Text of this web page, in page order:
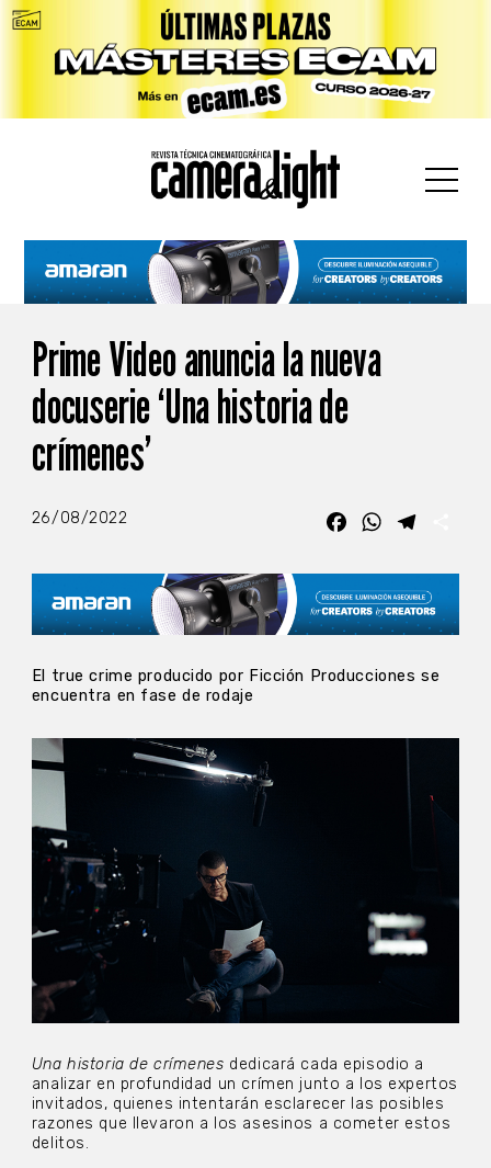
Prime Video anuncia la nueva
docuserie ‘Una historia de
crímenes’
26/08/2022 FacebookWhatsApp
El true crime producido por Ficción Producciones se
encuentra en fase de rodaje
Una historia de crímenes dedicará cada episodio a
analizar en profundidad un crímen junto a los expertos
invitados, quienes intentarán esclarecer las posibles
razones que llevaron a los asesinos a cometer estos
delitos.